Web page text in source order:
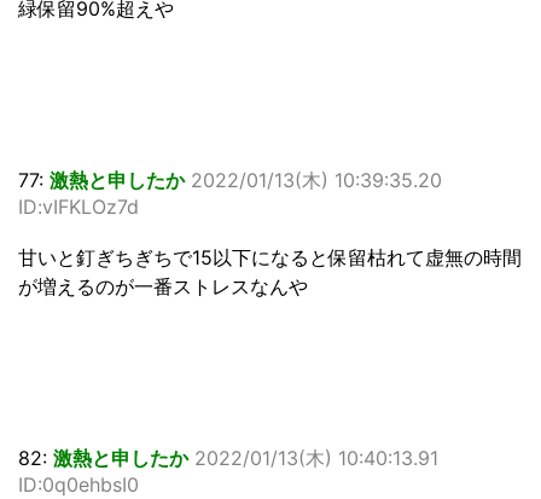
緑保留90%超えや
77: 激熱と申したか 2022/01/13(木) 10:39:35.20
ID:vIFKLOz7d
甘いと釘ぎちぎちで15以下になると保留枯れて虚無の時間
が増えるのが一番ストレスなんや
82: 激熱と申したか 2022/01/13(木) 10:40:13.91
ID:0q0ehbsI0